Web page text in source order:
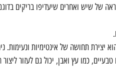
של שיש ואחרים שיעדיפו בריקים
יצירת תחושה של אינטימיות ונעימות.
כמו עץ ואבן, יכול גם לעזור